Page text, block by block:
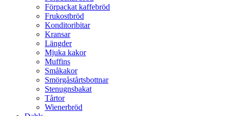
Förpackat kaffebröd
Frukostbröd
Konditoribitar
Kransar
Längder
Mjuka kakor
Muffins
Småkakor
Smörgåstårtsbottnar
Stenugnsbakat
Tårtor
Wienerbröd